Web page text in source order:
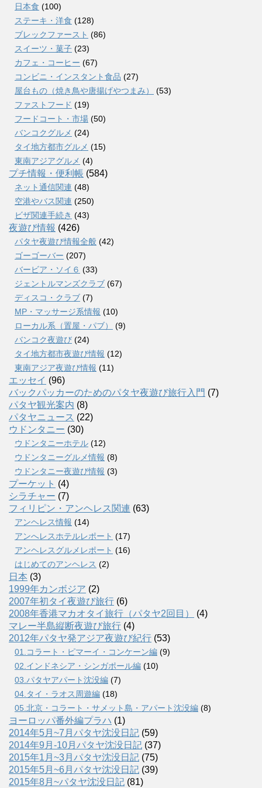
日本食 (100)
ステーキ・洋食 (128)
ブレックファースト (86)
スイーツ・菓子 (23)
カフェ・コーヒー (67)
コンビニ・インスタント食品 (27)
屋台もの（焼き鳥や唐揚げやつまみ）
(53)
ファストフード (19)
フードコート・市場 (50)
バンコクグルメ (24)
タイ地方都市グルメ (15)
東南アジアグルメ (4)
プチ情報・便利帳 (584)
ネット通信関連 (48)
空港やバス関連 (250)
ビザ関連手続き (43)
夜遊び情報 (426)
パタヤ夜遊び情報全般 (42)
ゴーゴーバー (207)
バービア・ソイ６ (33)
ジェントルマンズクラブ (67)
ディスコ・クラブ (7)
MP・マッサージ系情報 (10)
ローカル系（置屋・パブ）
(9)
バンコク夜遊び (24)
タイ地方都市夜遊び情報 (12)
東南アジア夜遊び情報 (11)
エッセイ (96)
バックパッカーのためのパタヤ夜遊び旅行入門 (7)
パタヤ観光案内 (8)
パタヤニュース (22)
ウドンタニー (30)
ウドンタニーホテル (12)
ウドンタニーグルメ情報 (8)
ウドンタニー夜遊び情報 (3)
プーケット (4)
シラチャー (7)
フィリピン・アンヘレス関連 (63)
アンヘレス情報 (14)
アンへレスホテルレポート (17)
アンヘレスグルメレポート (16)
はじめてのアンヘレス (2)
日本 (3)
1999年カンボジア (2)
2007年初タイ夜遊び旅行 (6)
2008年香港マカオタイ旅行（パタヤ2回目）
(4)
マレー半島縦断夜遊び旅行 (4)
2012年パタヤ発アジア夜遊び紀行 (53)
01.コラート・ピマーイ・コンケーン編 (9)
02.インドネシア・シンガポール編 (10)
03.パタヤアパート沈没編 (7)
04.タイ・ラオス周遊編 (18)
05.北京・コラート・サメット島・アパート沈没編 (8)
ヨーロッパ番外編プラハ (1)
2014年5月~7月パタヤ沈没日記 (59)
2014年9月-10月パタヤ沈没日記 (37)
2015年1月~3月パタヤ沈没日記 (75)
2015年5月~6月パタヤ沈没日記 (39)
2015年8月~パタヤ沈没日記 (81)